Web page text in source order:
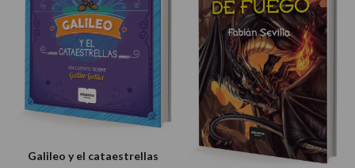
Galileo y el cataestrellas